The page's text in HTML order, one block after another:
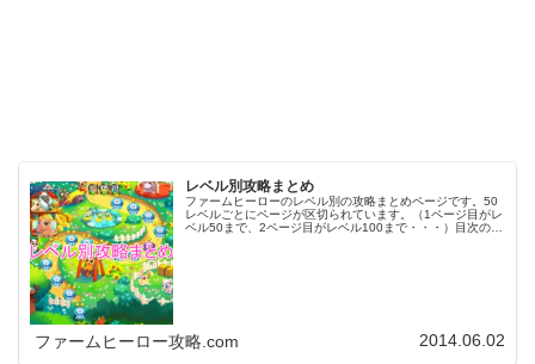
レベル別攻略まとめ
ファームヒーローのレベル別の攻略まとめページです。50
レベルごとにページが区切られています。（1ページ目がレ
ベル50まで、2ページ目がレベル100まで・・・）目次のリ
ファームヒーロー攻略.com 2014.06.02